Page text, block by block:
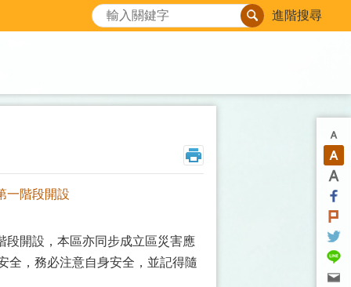
搜尋 進階搜尋
一階段開設
段開設，本區亦同步成立區災害應
全，務必注意自身安全，並記得隨